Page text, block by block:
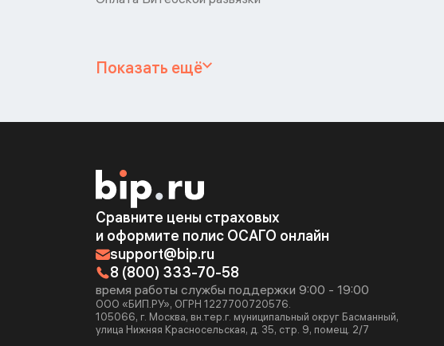
Показать ещё
Сравните цены страховых
и оформите полис ОСАГО онлайн
support@bip.ru
8 (800) 333-70-58
время работы службы поддержки 9:00 - 19:00
ООО «БИП.РУ», ОГРН 1227700720576.
105066, г. Москва, вн.тер.г. муниципальный округ Басманный,
улица Нижняя Красносельская, д. 35, стр. 9, помещ. 2/7